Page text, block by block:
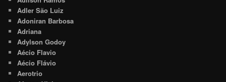
Adler São Luiz
Adoniran Barbosa
Adriana
Adylson Godoy
Aécio Flavio
Aécio Flávio
Aerotrio